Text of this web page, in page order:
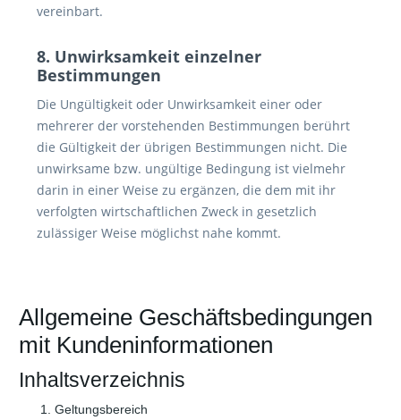
vereinbart.
8. Unwirksamkeit einzelner
Bestimmungen
Die Ungültigkeit oder Unwirksamkeit einer oder
mehrerer der vorstehenden Bestimmungen berührt
die Gültigkeit der übrigen Bestimmungen nicht. Die
unwirksame bzw. ungültige Bedingung ist vielmehr
darin in einer Weise zu ergänzen, die dem mit ihr
verfolgten wirtschaftlichen Zweck in gesetzlich
zulässiger Weise möglichst nahe kommt.
Allgemeine Geschäftsbedingungen
mit Kundeninformationen
Inhaltsverzeichnis
Geltungsbereich